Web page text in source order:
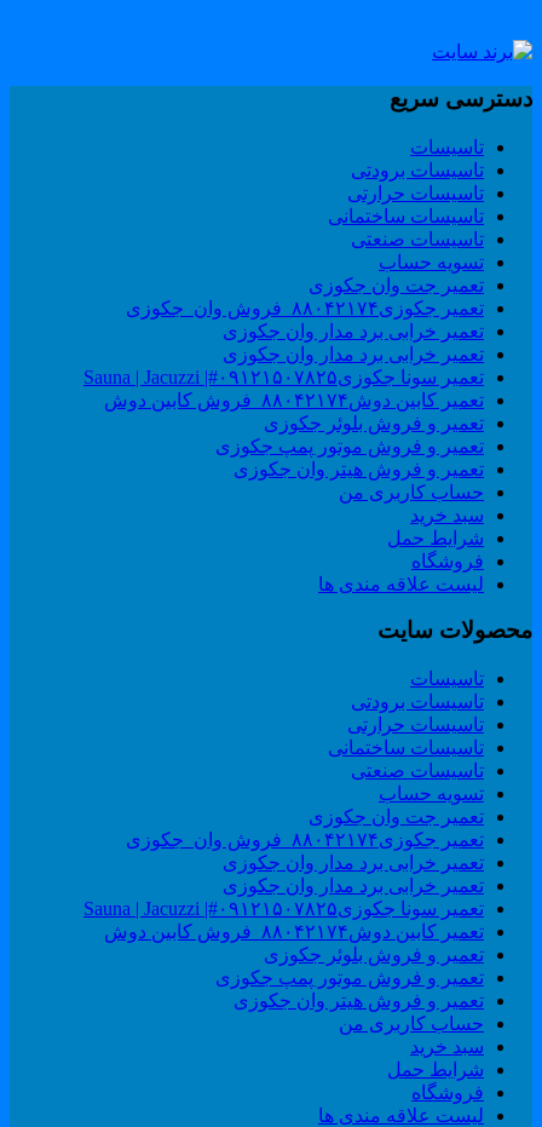
سریع
تاسیسات
تاسیسات برودتی
تاسیسات حرارتی
تاسیسات ساختمانی
تاسیسات صنعتی
تسویه حساب
تعمیر جت وان جکوزی
تعمیر جکوزی۸۸۰۴۲۱۷۴_فروش وان_جکوزی
تعمیر خرابی برد مدار وان جکوزی
تعمیر خرابی برد مدار وان جکوزی
تعمیر سونا جکوزی۰۹۱۲۱۵۰۷۸۲۵#| Sauna | Jacuzzi
تعمیر کابین دوش۸۸۰۴۲۱۷۴_فروش کابین دوش
تعمیر و فروش بلوئر جکوزی
تعمیر و فروش موتور پمپ جکوزی
تعمیر و فروش هیتر وان جکوزی
حساب کاربری من
سبد خرید
شرایط حمل
فروشگاه
لیست علاقه مندی ها
سایت
تاسیسات
تاسیسات برودتی
تاسیسات حرارتی
تاسیسات ساختمانی
تاسیسات صنعتی
تسویه حساب
تعمیر جت وان جکوزی
تعمیر جکوزی۸۸۰۴۲۱۷۴_فروش وان_جکوزی
تعمیر خرابی برد مدار وان جکوزی
تعمیر خرابی برد مدار وان جکوزی
تعمیر سونا جکوزی۰۹۱۲۱۵۰۷۸۲۵#| Sauna | Jacuzzi
تعمیر کابین دوش۸۸۰۴۲۱۷۴_فروش کابین دوش
تعمیر و فروش بلوئر جکوزی
تعمیر و فروش موتور پمپ جکوزی
تعمیر و فروش هیتر وان جکوزی
حساب کاربری من
سبد خرید
شرایط حمل
فروشگاه
لیست علاقه مندی ها